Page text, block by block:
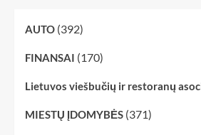
AUTO (392)
FINANSAI (170)
Lietuvos viešbučių ir restoranų
MIESTŲ ĮDOMYBĖS (371)